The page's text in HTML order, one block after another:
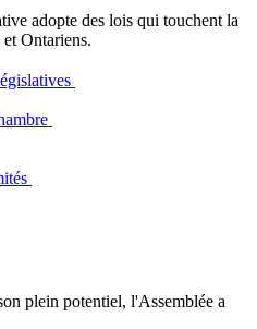
adopte des lois qui touchent la
Ontariens.
plein potentiel, l'Assemblée a